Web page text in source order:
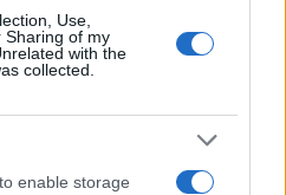
Use,
Sharing of my
with the
collected.
enable storage
Αλοννήσου που διενεργεί
διενέργεια νεκροψίας
Υπηρεσία